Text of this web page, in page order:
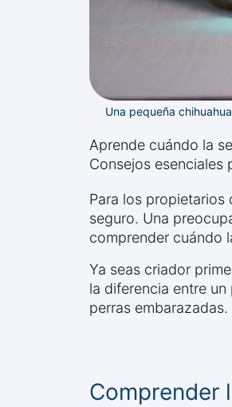
Una pequeña
Aprende cuándo la
Consejos esenciales
Para los propietarios
seguro. Una
comprender cuándo
Ya seas criador
la diferencia entre
perras embarazadas.
Comprender